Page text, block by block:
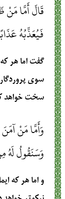
قَالَ أَمَّا مَنْ
فَيُعَذِّبُهُ
گفت اما هر
سوى
سخت‏ خواهد
وَأَمَّا مَنْ
وَسَنَقُولُ لَهُ
و اما هر كه